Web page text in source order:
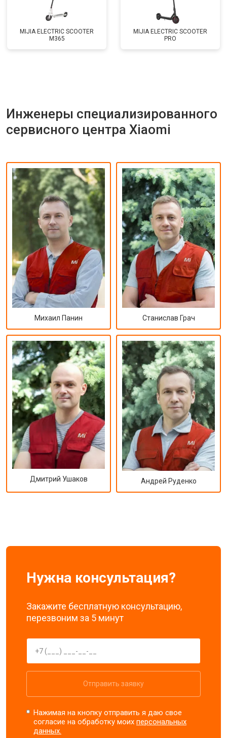
MIJIA ELECTRIC SCOOTER
M365
MIJIA ELECTRIC SCOOTER
PRO
Инженеры специализированного
сервисного центра Xiaomi
Михаил Панин Станислав Грач
Дмитрий Ушаков Андрей Руденко
Нужна консультация?
Закажите бесплатную консультацию,
перезвоним за 5 минут
Отправить заявку
Нажимая на кнопку отправить я даю свое
согласие на обработку моихперсональных
данных.